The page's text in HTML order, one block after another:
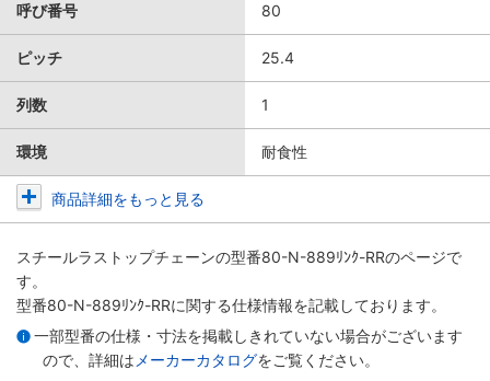
呼び番号 80
ピッチ 25.4
列数 1
環境 耐食性
商品詳細をもっと見る
スチールラストップチェーンの型番80-N-889ﾘﾝｸ-RRのページで
す。
型番80-N-889ﾘﾝｸ-RRに関する仕様情報を記載しております。
一部型番の仕様・寸法を掲載しきれていない場合がございます
ので、詳細は メーカーカタログをご覧ください。